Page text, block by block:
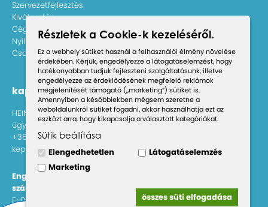
Szervezetfejlesztés
Kiválasztás
Céges képzések
Nyílt képzések
Csapatépítők
kapcsolat
HEINBACH LÍVIA
ügyvezető igazgató
+36 70 426 9721
kepzes@furkeszholding.hu
Engedéllyel rendelkező képző intézmény, nyilvántartási
számok:
E-000333/2014
Részletek a Cookie-k kezeléséről.
Ez a webhely sütiket használ a felhasználói élmény növelése
érdekében. Kérjük, engedélyezze a látogatáselemzést, hogy
hatékonyabban tudjuk fejleszteni szolgáltatásunk, illetve
engedélyezze az érdeklődésének megfelelő reklámok
megjelenítését támogató („marketing”) sütiket is.
Amennyiben a későbbiekben mégsem szeretne a
weboldalunkról sütiket fogadni, akkor használhatja ezt az
eszközt arra, hogy kikapcsolja a választott kategóriákat.
Sütik beállítása
Elengedhetetlen
Látogatáselemzés
Marketing
összes süti elfogadása